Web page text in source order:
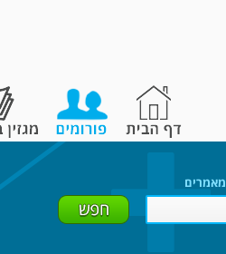
מאמרים